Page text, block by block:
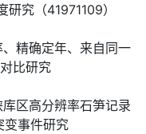
究（41971109）
精确定年、来自同一
比研究
区高分辨率石笋记录
变事件研究